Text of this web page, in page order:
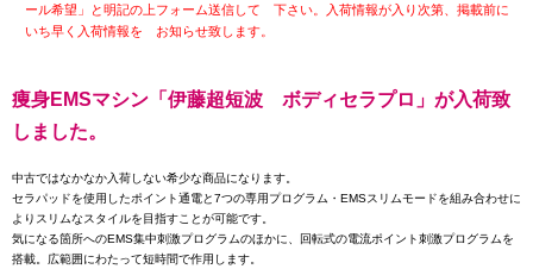
ール希望」と明記の上フォーム送信して 下さい。入荷情報が入り次第、掲載前に
いち早く入荷情報を お知らせ致します。
痩身EMSマシン「伊藤超短波 ボディセラプロ」が入荷致
しました。
中古ではなかなか入荷しない希少な商品になります。
セラパッドを使用したポイント通電と7つの専用プログラム・EMSスリムモードを組み合わせに
よりスリムなスタイルを目指すことが可能です。
気になる箇所へのEMS集中刺激プログラムのほかに、回転式の電流ポイント刺激プログラムを
搭載。広範囲にわたって短時間で作用します。